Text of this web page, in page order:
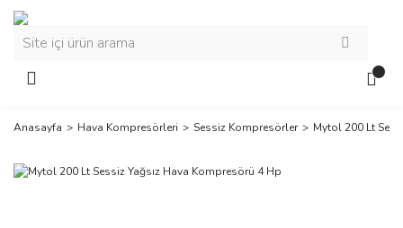
Anasayfa Hava Kompresörleri Sessiz Kompresörler Mytol 200 Lt